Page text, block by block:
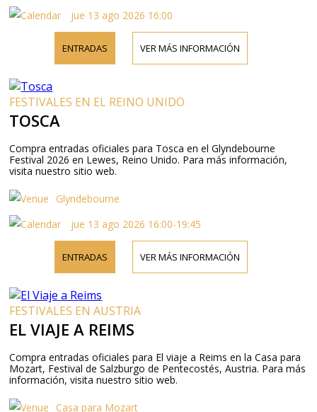
jue 13 ago 2026 16:00
ENTRADAS VER MÁS INFORMACIÓN
FESTIVALES EN EL REINO UNIDO
TOSCA
Compra entradas oficiales para Tosca en el Glyndebourne
Festival 2026 en Lewes, Reino Unido. Para más información,
visita nuestro sitio web.
Glyndebourne
jue 13 ago 2026 16:00-19:45
ENTRADAS VER MÁS INFORMACIÓN
FESTIVALES EN AUSTRIA
EL VIAJE A REIMS
Compra entradas oficiales para El viaje a Reims en la Casa para
Mozart, Festival de Salzburgo de Pentecostés, Austria. Para más
información, visita nuestro sitio web.
Casa para Mozart